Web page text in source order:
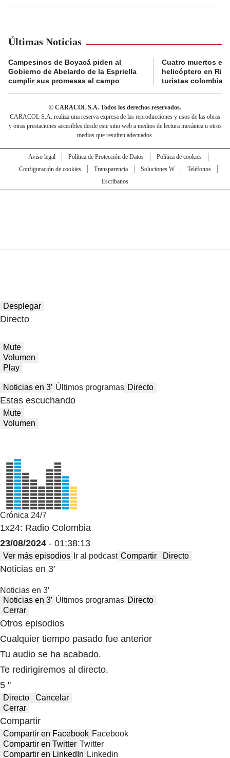
Últimas Noticias
Campesinos de Boyacá piden al
Gobierno de Abelardo de la Espriella
cumplir sus promesas al campo
Cuatro muertos en
helicóptero en
turistas
© CARACOL S.A. Todos los derechos reservados.
CARACOL S.A. realiza una reserva expresa de las reproducciones y usos de las obras
y otras prestaciones accesibles desde este sitio web a medios de lectura mecánica u otros
medios que resulten adecuados.
Aviso legal Política de Protección de Datos
Política de cookies
Configuración de cookies
Transparencia Soluciones W
Teléfonos
Escríbanos
Desplegar
Directo
Mute
Volumen
Play
Noticias en 3′ Últimos programas Directo
Estas escuchando
Mute
Volumen
Crónica 24/7
1x24: Radio Colombia
23/08/2024 - 01:38:13
Ver más episodios Ir al podcast Compartir Directo
Noticias en 3′
Noticias en 3′
Noticias en 3′ Últimos programas Directo
Cerrar
Otros episodios
Cualquier tiempo pasado fue anterior
Tu audio se ha acabado.
Te redirigiremos al directo.
5 "
Directo
Cancelar
Cerrar
Compartir
Compartir en Facebook Facebook
Compartir en Twitter Twitter
Compartir en LinkedIn Linkedin